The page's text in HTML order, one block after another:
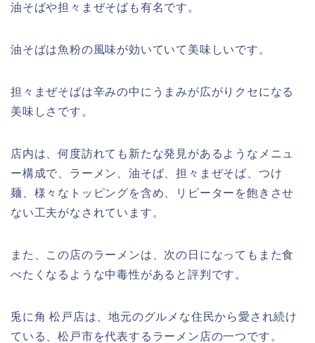
油そばや担々まぜそばも有名です。
油そばは魚粉の風味が効いていて美味しいです。
担々まぜそばは辛みの中にうまみが広がりクセになる
美味しさです。
店内は、何度訪れても新たな発見があるようなメニュ
ー構成で、ラーメン、油そば、担々まぜそば、つけ
麺、様々なトッピングを含め、リピーターを飽きさせ
ない工夫がなされています。
また、この店のラーメンは、次の日になってもまた食
べたくなるような中毒性があると評判です。
兎に角 松戸店は、地元のグルメな住民から愛され続け
ている、松戸市を代表するラーメン店の一つです。